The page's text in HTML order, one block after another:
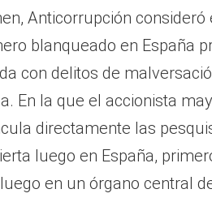
Anticorrupción
blanqueado en España
con delitos de
En la que el accionista
directamente las
luego en España,
en un órgano central